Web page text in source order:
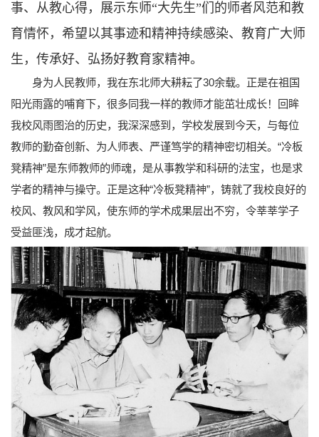
事、从教心得，展示东师“大先生”们的师者风范和教
育情怀，希望以其事迹和精神持续感染、教育广大师
生，传承好、弘扬好教育家精神。
身为人民教师，我在东北师大耕耘了30余载。正是在祖国
阳光雨露的哺育下，很多同我一样的教师才能茁壮成长！回眸
我校风雨图治的历史，我深深感到，学校发展到今天，与每位
教师的勤奋创新、为人师表、严谨笃学的精神密切相关。“冷板
凳精神”是东师教师的师魂，是从事教学和科研的法宝，也是求
学者的精神与操守。正是这种“冷板凳精神”，铸就了我校良好的
校风、教风和学风，使东师的学术成果层出不穷，令莘莘学子
受益匪浅，成才起航。